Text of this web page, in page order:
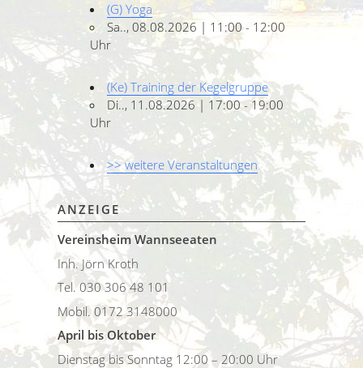
(G) Yoga
Sa.., 08.08.2026 | 11:00 - 12:00
Uhr
(Ke) Training der Kegelgruppe
Di.., 11.08.2026 | 17:00 - 19:00
Uhr
>> weitere Veranstaltungen
ANZEIGE
Vereinsheim Wannseeaten
Inh. Jörn Kroth
Tel. 030 306 48 101
Mobil. 0172 3148000
April bis Oktober
Dienstag bis Sonntag 12:00 – 20:00 Uhr